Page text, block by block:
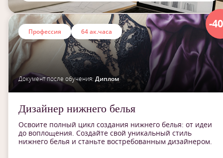
-
Профессия 64 ак.часа
Документ после обучения: Диплом
Дизайнер нижнего белья
Освоите полный цикл создания нижнего белья: от идеи
до воплощения. Создайте свой уникальный стиль
нижнего белья и станьте востребованным дизайнером.